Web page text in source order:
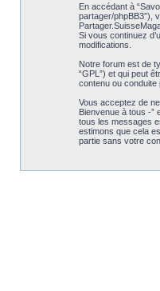
En accédant à
partager/phpBB3”),
Si vous continuez
modifications.
Notre forum est de
“GPL”) et qui peut
contenu ou conduite
Vous acceptez de
Bienvenue à tous -”
tous les messages
estimons que cela
partie sans votre